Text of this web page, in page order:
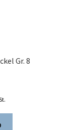
Gr. 8